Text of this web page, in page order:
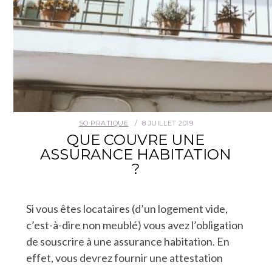
SO PRATIQUE 8 JUILLET 2019
QUE COUVRE UNE
ASSURANCE HABITATION
?
Si vous êtes locataires (d’un logement vide,
c’est-à-dire non meublé) vous avez l’obligation
de souscrire à une assurance habitation. En
effet, vous devrez fournir une attestation